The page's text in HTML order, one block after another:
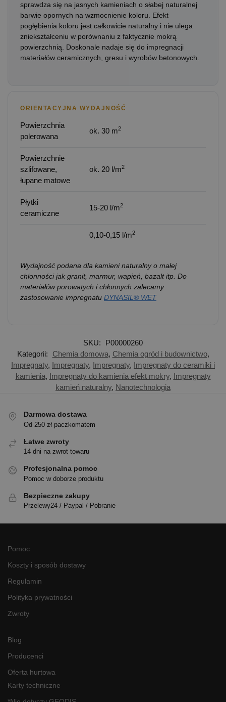
sprawdza się na jasnych kamieniach o słabej naturalnej
barwie opornych na wzmocnienie koloru. Efekt
pogłębienia koloru jest całkowicie naturalny i nie ulega
zniekształceniu w porównaniu z faktycznie mokrą
powierzchnią. Doskonale nadaje się do impregnacji
materiałów ceramicznych, gresu i wyrobów betonowych.
ORIENTACYJNA WYDAJNOŚĆ
Powierzchnia
polerowana
ok. 30 m2
Powierzchnie
szlifowane,
łupane matowe
ok. 20 l/m2
Płytki
ceramiczne
15-20 l/m2
0,10-0,15 l/m2
Wydajność podana dla kamieni naturalny o małej
chłonności jak granit, marmur, wapień, bazalt itp. Do
materiałów porowatych i chłonnych zalecamy
zastosowanie impregnatu DYNASIL® WET
SKU:
P00000260
Kategorii:
Chemia domowa, Chemia ogród i budownictwo,
Impregnaty, Impregnaty, Impregnaty, Impregnaty do ceramiki i
kamienia, Impregnaty do kamienia efekt mokry, Impregnaty
kamień naturalny, Nanotechnologia
Darmowa dostawa
Od 250 zł paczkomatem
Łatwe zwroty
14 dni na zwrot towaru
Profesjonalna pomoc
Pomoc w doborze produktu
Bezpieczne zakupy
Przelewy24 / Paypal / Pobranie
Pomoc
Koszty i sposób dostawy
Regulamin
Polityka prywatności
Zwroty
Blog
Producenci
Oferta hurtowa
Karty techniczne